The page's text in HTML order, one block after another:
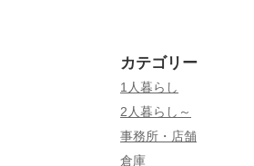
カテゴリー
1人暮らし
2人暮らし～
事務所・店舗
倉庫